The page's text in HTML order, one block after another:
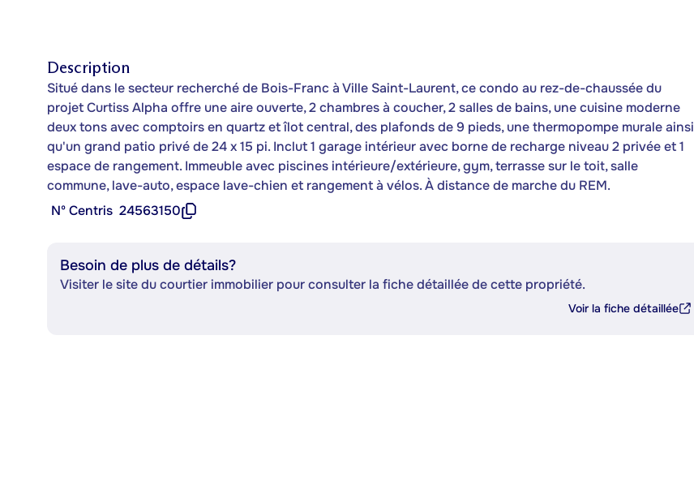
Description
Situé dans le secteur recherché de Bois-Franc à Ville Saint-Laurent, ce condo au rez-de-chaussée du
projet Curtiss Alpha offre une aire ouverte, 2 chambres à coucher, 2 salles de bains, une cuisine moderne
deux tons avec comptoirs en quartz et îlot central, des plafonds de 9 pieds, une thermopompe murale ainsi
qu'un grand patio privé de 24 x 15 pi. Inclut 1 garage intérieur avec borne de recharge niveau 2 privée et 1
espace de rangement. Immeuble avec piscines intérieure/extérieure, gym, terrasse sur le toit, salle
commune, lave-auto, espace lave-chien et rangement à vélos. À distance de marche du REM.
Nº Centris 24563150
Besoin de plus de détails?
Visiter le site du courtier immobilier pour consulter la fiche détaillée de cette propriété.
Voir la fiche détaillée